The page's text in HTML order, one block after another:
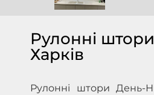
Рулонні
Харків
Рулонні штори День-